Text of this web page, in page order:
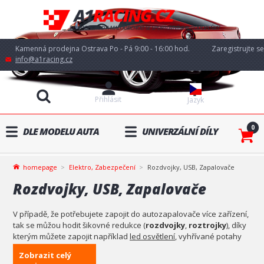
Kamenná prodejna Ostrava Po - Pá 9:00 - 16:00 hod.
info@a1racing.cz
Jazyk
Přihlásit
Zaregistrujte se
DLE MODELU AUTA UNIVERZÁLNÍ DÍLY 0
homepage Elektro, Zabezpečení Rozdvojky, USB, Zapalovače
Rozdvojky, USB, Zapalovače
V případě, že potřebujete zapojit do autozapalovače více zařízení,
tak se můžou hodit šikovné redukce (rozdvojky, roztrojky), díky
kterým můžete zapojit například led osvětlení, vyhřívané potahy
nebo přídavnéneony pod auto
Zobrazit celý